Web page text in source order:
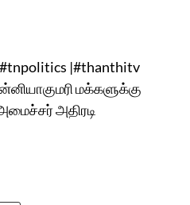
|#thanthitv
மக்களுக்கு
அதிரடி